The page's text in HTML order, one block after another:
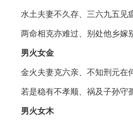
水土夫妻不久存、三六九五见
两命相克亦难过、别处他乡嫁
男火女金
金火夫妻克六亲、不知刑元在
若是稳有不孝顺、祸及子孙守
男火女木